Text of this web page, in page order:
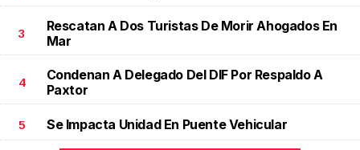
3
Rescatan A Dos Turistas De Morir Ahogados En
Mar
4
Condenan A Delegado Del DIF Por Respaldo A
Paxtor
5 Se Impacta Unidad En Puente Vehicular